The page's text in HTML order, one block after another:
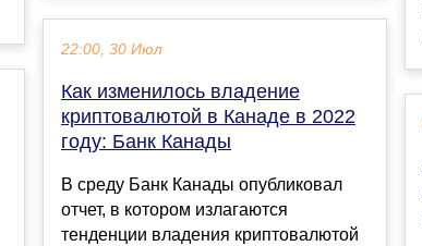
22:00, 30 Июл
Как изменилось владение
криптовалютой в Канаде в 2022
году: Банк Канады
В среду Банк Канады опубликовал
отчет, в котором излагаются
тенденции владения криптовалютой